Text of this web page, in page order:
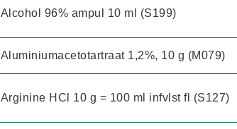
Alcohol 96% ampul 10 ml (S199)
Aluminiumacetotartraat 1,2%, 10 g (M079)
Arginine HCl 10 g = 100 ml infvlst fl (S127)